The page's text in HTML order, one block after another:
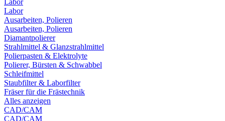
Labor
Labor
Ausarbeiten, Polieren
Ausarbeiten, Polieren
Diamantpolierer
Strahlmittel & Glanzstrahlmittel
Polierpasten & Elektrolyte
Polierer, Bürsten & Schwabbel
Schleifmittel
Staubfilter & Laborfilter
Fräser für die Frästechnik
Alles anzeigen
CAD/CAM
CAD/CAM